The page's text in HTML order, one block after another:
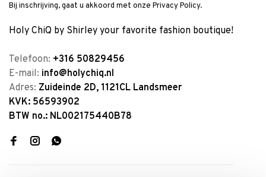
Bij inschrijving, gaat u akkoord met onze Privacy Policy.
Holy ChiQ by Shirley your favorite fashion boutique!
Telefoon: +316 50829456
E-mail: info@holychiq.nl
Adres: Zuideinde 2D, 1121CL Landsmeer
KVK: 56593902
BTW no.: NL002175440B78